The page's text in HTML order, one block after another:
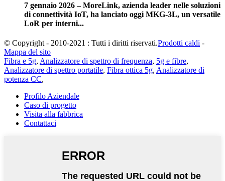
7 gennaio 2026 – MoreLink, azienda leader nelle soluzioni
di connettività IoT, ha lanciato oggi MKG-3L, un versatile
LoR per interni...
© Copyright - 2010-2021 : Tutti i diritti riservati.Prodotti caldi -
Mappa del sito
Fibra e 5g, Analizzatore di spettro di frequenza, 5g e fibre,
Analizzatore di spettro portatile, Fibra ottica 5g, Analizzatore di
potenza CC,
Profilo Aziendale
Caso di progetto
Visita alla fabbrica
Contattaci